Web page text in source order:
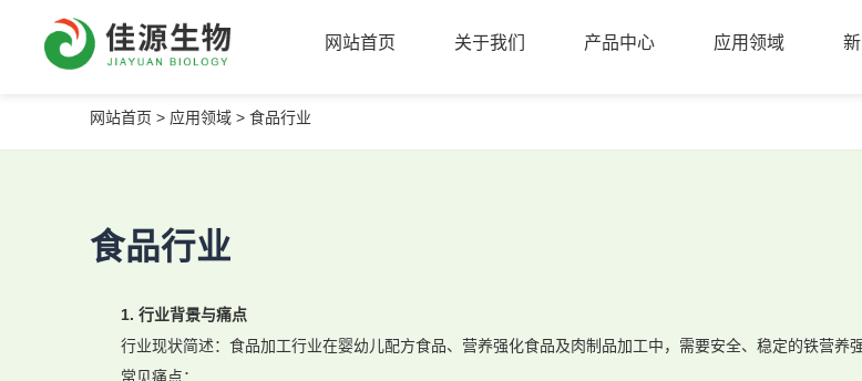
网站首页 关于我们 产品中心 应用领域
网站首页 > 应用领域 > 食品行业
食品行业
1. 行业背景与痛点
行业现状简述：食品加工行业在婴幼儿配方食品、营养强化食品及肉制品加工中，需要安全、稳定的铁营养
常见痛点：